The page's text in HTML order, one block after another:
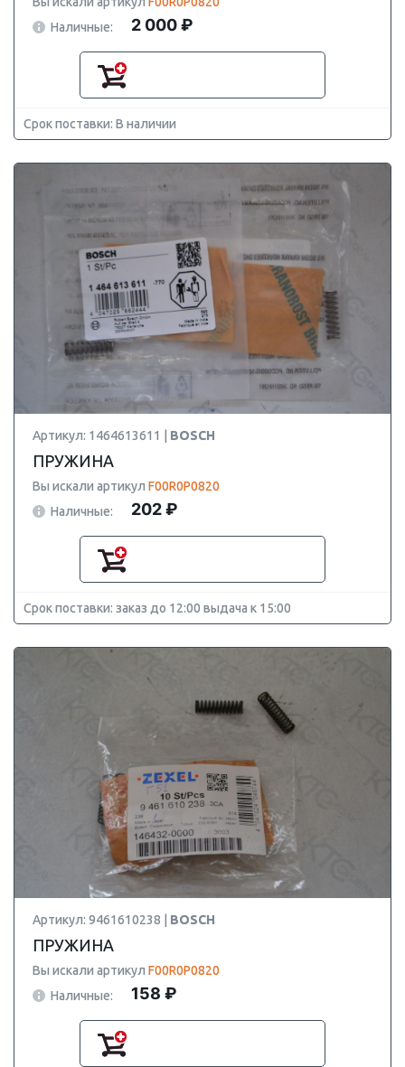
Наличные:
2 000 ₽
Срок поставки: В наличии
Артикул: 1464613611 | BOSCH
ПРУЖИНА
Вы искали артикул F00R0P0820
Наличные:
202 ₽
Срок поставки: заказ до 12:00 выдача к 15:00
Артикул: 9461610238 | BOSCH
ПРУЖИНА
Вы искали артикул F00R0P0820
Наличные:
158 ₽